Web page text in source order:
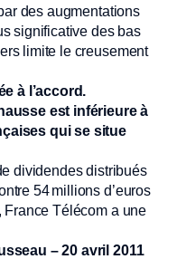
des augmentations
significative des bas
limite le creusement
à l’accord.
est inférieure à
qui se situe
dividendes distribués
54 millions d’euros
Télécom a une
– 20 avril 2011